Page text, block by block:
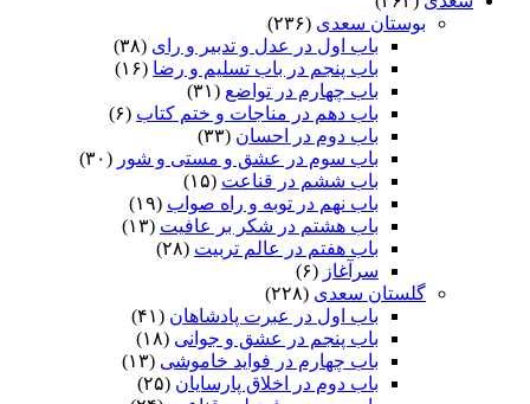
بوستان سعدی (۲۳۶)
باب اول در عدل و تدبیر و رای (۳۸)
باب پنجم در باب تسلیم و رضا (۱۶)
باب چهارم در تواضع (۳۱)
باب دهم در مناجات و ختم کتاب (۶)
باب دوم در احسان (۳۳)
باب سوم در عشق و مستی و شور (۳۰)
باب ششم در قناعت (۱۵)
باب نهم در توبه و راه صواب (۱۹)
باب هشتم در شکر بر عافیت (۱۳)
باب هفتم در عالم تربیت (۲۸)
سرآغاز (۶)
گلستان سعدی (۲۲۸)
باب اول در عبرت پادشاهان (۴۱)
باب پنجم در عشق و جوانى (۱۸)
باب چهارم در فواید خاموشى (۱۳)
باب دوم در اخلاق پارسایان (۲۵)